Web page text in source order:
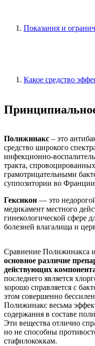
Показания и
Какое средство
Полижинакс – это
средство широкого
инфекционно-
тракта,
грамотрицательными
суппозитории во
Гексикон — это
медикамент местного
гинекологической сфере
болезней влагалища и
Сравнение Полижинакса и
основное различие
действующих
последнего является
хорошо справляется с
этом совершенно
Полижинакс весьма
содержания в составе
Эти вещества отлично
но не способны
стафилококкам.